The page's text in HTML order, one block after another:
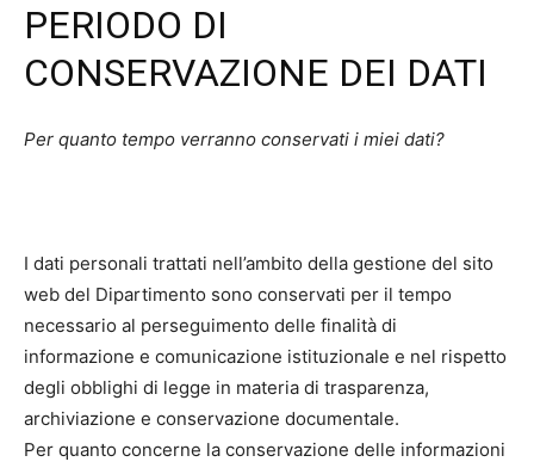
PERIODO DI
CONSERVAZIONE DEI DATI
Per quanto tempo verranno conservati i miei dati?
I dati personali trattati nell’ambito della gestione del sito
web del Dipartimento sono conservati per il tempo
necessario al perseguimento delle finalità di
informazione e comunicazione istituzionale e nel rispetto
degli obblighi di legge in materia di trasparenza,
archiviazione e conservazione documentale.
Per quanto concerne la conservazione delle informazioni